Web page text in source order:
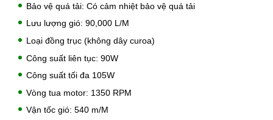
Bảo vệ quá tải: Có cảm nhiệt bảo vệ quá tải
Lưu lượng gió: 90,000 L/M
Loại đồng trục (không dây curoa)
Công suất liên tục: 90W
Công suất tối đa 105W
Vòng tua motor: 1350 RPM
Vận tốc gió: 540 m/M